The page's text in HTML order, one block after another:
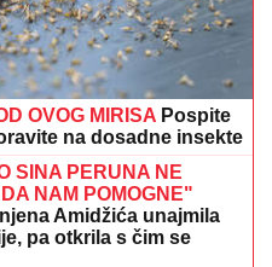
OVOG MIRISA Pospite
na dosadne insekte
SINA PERUNA NE
NAM POMOGNE"
Amidžića unajmila
pa otkrila s čim se